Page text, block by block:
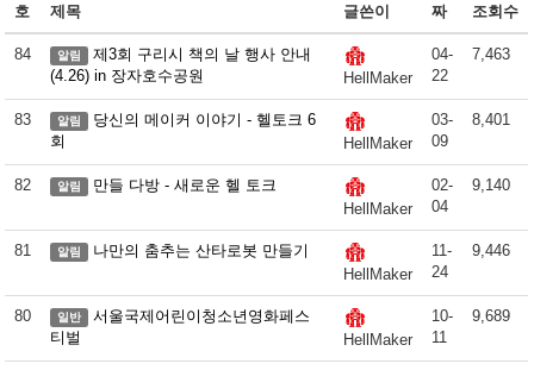
호
제목 글쓴이
짜
조회수
84 알림
제3회 구리시 책의 날 행사 안내
(4.26) in 장자호수공원
HellMaker
04-
22
7,463
83 알림
당신의 메이커 이야기 - 헬토크 6
회
HellMaker
03-
09
8,401
82 알림
만들 다방 - 새로운 헬 토크
HellMaker
02-
04
9,140
81 알림
나만의 춤추는 산타로봇 만들기
HellMaker
11-
24
9,446
80 일반
서울국제어린이청소년영화페스
티벌
HellMaker
10-
11
9,689